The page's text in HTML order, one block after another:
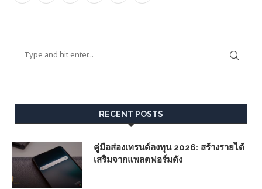
RECENT POSTS
คู่มือส่องเทรนด์ลงทุน 2026: สร้างรายได้
เสริมจากแพลตฟอร์มดัง